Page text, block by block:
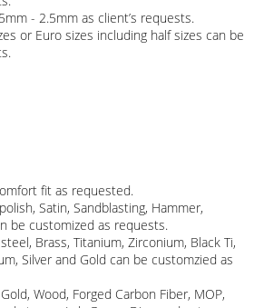
- 2.5mm as client’s requests.
or Euro sizes including half sizes can be
fit as requested.
Satin, Sandblasting, Hammer,
be customized as requests.
Brass, Titanium, Zirconium, Black Ti,
Silver and Gold can be customzied as
Wood, Forged Carbon Fiber, MOP,